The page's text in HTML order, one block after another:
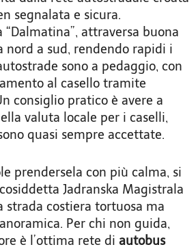
segnalata e sicura.
“Dalmatina”, attraversa buona
nord a sud, rendendo rapidi i
sono a pedaggio, con
al casello tramite
consiglio pratico è avere a
valuta locale per i caselli,
quasi sempre accettate.
prendersela con più calma, si
Jadranska Magistrala
strada costiera tortuosa ma
Per chi non guida,
è l’ottima rete di autobus